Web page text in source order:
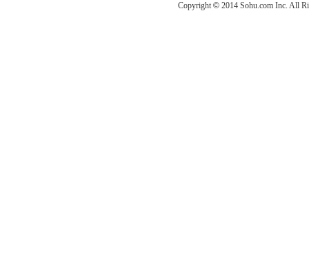
Copyright © 2014 Sohu.com Inc. All